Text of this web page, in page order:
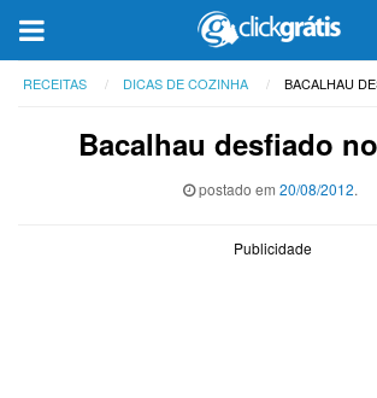
RECEITAS DICAS DE COZINHA BACALHAU
Bacalhau desfiado
postado em 20/08/2012.
Publicidade